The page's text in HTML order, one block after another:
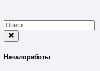
Начало работы